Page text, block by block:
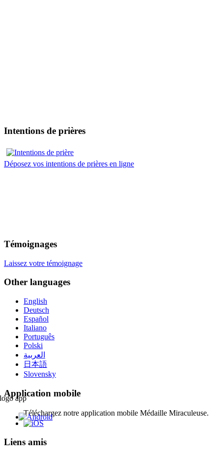
Intentions de prières
Déposez vos intentions de prières en ligne
Témoignages
Laissez votre témoignage
Other languages
English
Deutsch
Español
Italiano
Português
Polski
العربية
日本語
Slovensky
Application mobile
Téléchargez notre application mobile Médaille Miraculeuse.
Liens amis